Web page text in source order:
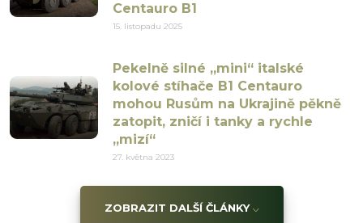
Centauro B1
15. listopadu 2025
Pekelně silné „mini“ italské
kolové stíhače B1 Centauro
mohou Rusům na Ukrajině pěkně
zatopit, zničí i tanky a rychle
„mizí“
27. května 2023
ZOBRAZIT DALŠÍ ČLÁNKY